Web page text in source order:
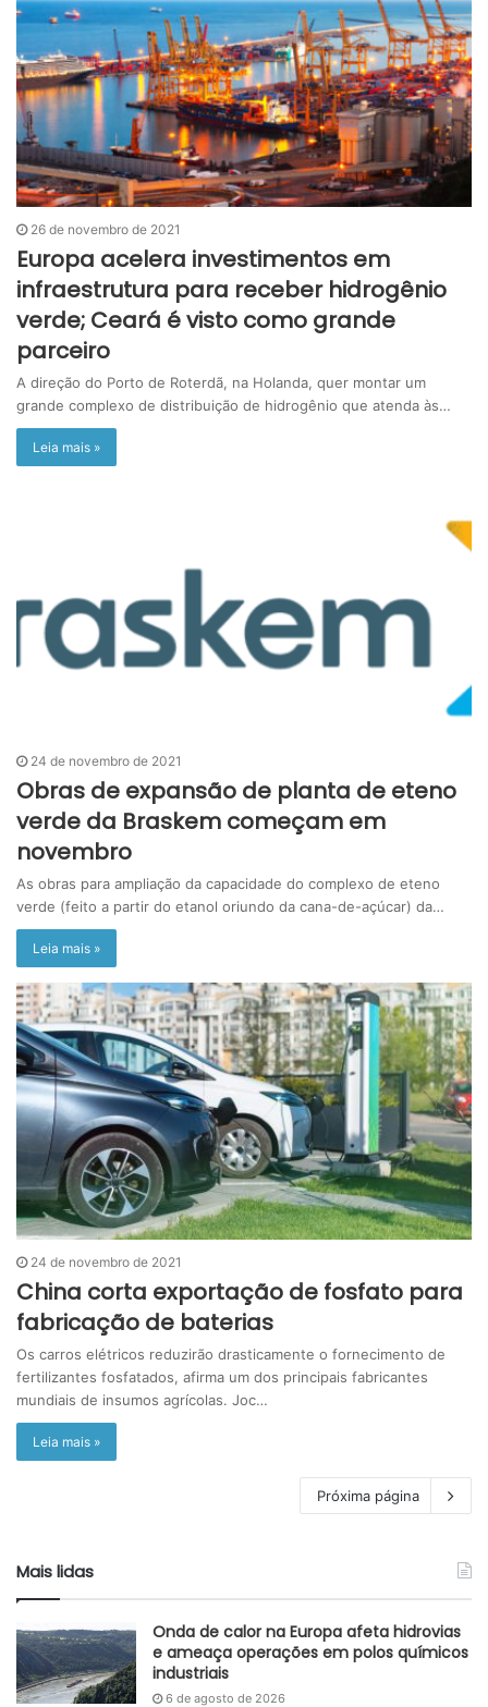
26 de novembro de 2021
Europa acelera investimentos em
infraestrutura para receber hidrogênio
verde; Ceará é visto como grande
parceiro
A direção do Porto de Roterdã, na Holanda, quer montar um
grande complexo de distribuição de hidrogênio que atenda às…
Leia mais »
24 de novembro de 2021
Obras de expansão de planta de eteno
verde da Braskem começam em
novembro
As obras para ampliação da capacidade do complexo de eteno
verde (feito a partir do etanol oriundo da cana-de-açúcar) da…
Leia mais »
24 de novembro de 2021
China corta exportação de fosfato para
fabricação de baterias
Os carros elétricos reduzirão drasticamente o fornecimento de
fertilizantes fosfatados, afirma um dos principais fabricantes
mundiais de insumos agrícolas. Joc…
Leia mais »
Próxima página
Mais lidas
Onda de calor na Europa afeta hidrovias
e ameaça operações em polos químicos
industriais
6 de agosto de 2026